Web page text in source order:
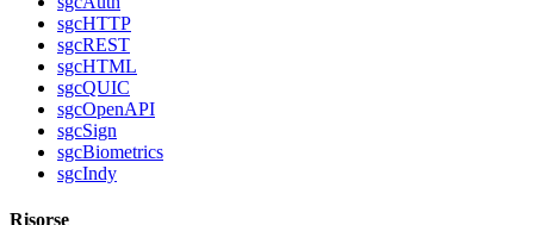
sgcHTTP
sgcREST
sgcHTML
sgcQUIC
sgcOpenAPI
sgcSign
sgcBiometrics
sgcIndy
Risorse